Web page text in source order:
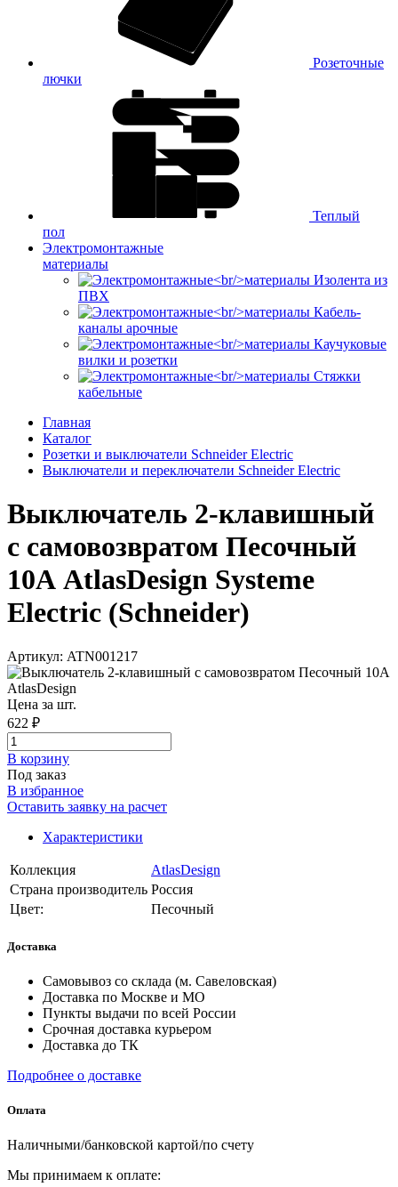
Розеточные
лючки
Теплый
пол
Электромонтажные
материалы
Изолента из
ПВХ
Кабель-
каналы арочные
Каучуковые
вилки и розетки
Стяжки
кабельные
Главная
Каталог
Розетки и выключатели Schneider Electric
Выключатели и переключатели Schneider Electric
Выключатель 2-клавишный
с самовозвратом Песочный
10А AtlasDesign Systeme
Electric (Schneider)
Артикул: ATN001217
Цена за шт.
622 ₽
В корзинy
Под заказ
В избранное
Оставить заявку на расчет
Характеристики
Коллекция
AtlasDesign
Страна производитель Россия
Цвет:
Песочный
Доставка
Самовывоз со склада (м. Савеловская)
Доставка по Москве и МО
Пункты выдачи по всей России
Срочная доставка курьером
Доставка до ТК
Подробнее о доставке
Оплата
Наличными/банковской картой/по счету
Мы принимаем к оплате: